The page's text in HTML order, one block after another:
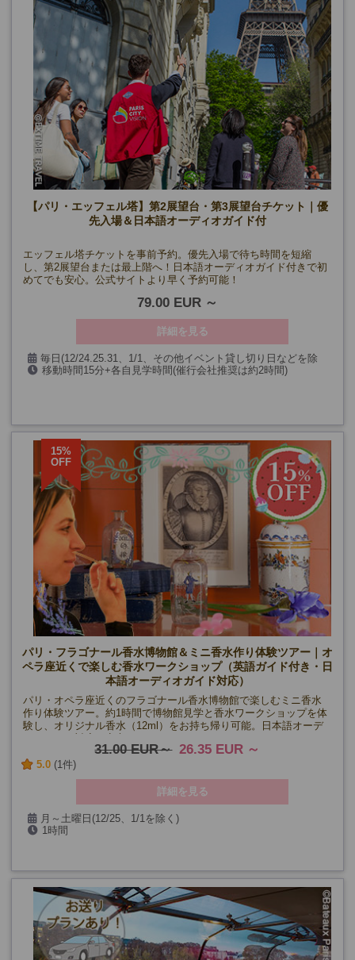
【パリ・エッフェル塔】第2展望台・第3展望台チケット｜優
先入場＆日本語オーディオガイド付
エッフェル塔チケットを事前予約。優先入場で待ち時間を短縮
し、第2展望台または最上階へ！日本語オーディオガイド付きで初
めてでも安心。公式サイトより早く予約可能！
79.00 EUR
詳細を見る
毎日(12/24.25.31、1/1、その他イベント貸し切り日などを除
く) 移動時間15分+各自見学時間(催行会社推奨は約2時間)
15%
OFF
パリ・フラゴナール香水博物館＆ミニ香水作り体験ツアー｜オ
ペラ座近くで楽しむ香水ワークショップ（英語ガイド付き・日
本語オーディオガイド対応）
パリ・オペラ座近くのフラゴナール香水博物館で楽しむミニ香水
作り体験ツアー。約1時間で博物館見学と香水ワークショップを体
験し、オリジナル香水（12ml）をお持ち帰り可能。日本語オーデ
31.00 EUR 26.35 EUR
5.0 (1件)
詳細を見る
月～土曜日(12/25、1/1を除く)
1時間